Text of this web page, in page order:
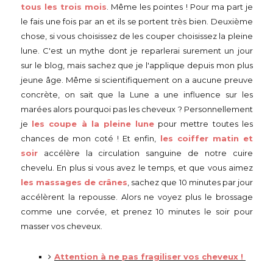
tous les trois mois . Même les pointes ! Pour ma part je
le fais une fois par an et ils se portent très bien. Deuxième
chose, si vous choisissez de les couper choisissez la pleine
lune. C'est un mythe dont je reparlerai surement un jour
sur le blog, mais sachez que je l'applique depuis mon plus
jeune âge. Même si scientifiquement on a aucune preuve
concrète, on sait que la Lune a une influence sur les
marées alors pourquoi pas les cheveux ? Personnellement
je les coupe à la pleine lune pour mettre toutes les
chances de mon coté ! Et enfin, les coiffer matin et
soir accélère la circulation sanguine de notre cuire
chevelu. En plus si vous avez le temps, et que vous aimez
les massages de crânes , sachez que 10 minutes par jour
accélèrent la repousse. Alors ne voyez plus le brossage
comme une corvée, et prenez 10 minutes le soir pour
masser vos cheveux.
Attention à ne pas fragiliser vos cheveux !